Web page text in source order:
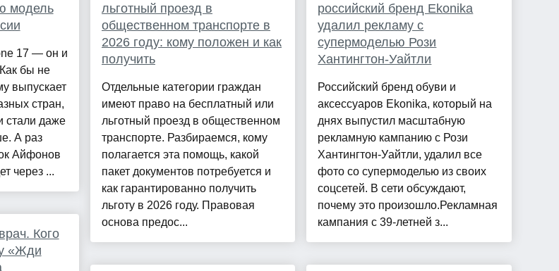
модель
17 — он и
бы не
выпускает
стран,
стали даже
А раз
Айфонов
через ...
Кого
«Жди
льготный проезд в
общественном транспорте в
2026 году: кому положен и как
получить
Отдельные категории граждан
имеют право на бесплатный или
льготный проезд в общественном
транспорте. Разбираемся, кому
полагается эта помощь, какой
пакет документов потребуется и
как гарантированно получить
льготу в 2026 году. Правовая
основа предос...
российский бренд Ekonika
удалил рекламу с
супермоделью Рози
Хантингтон-Уайтли
Российский бренд обуви и
аксессуаров Ekonika, который на
днях выпустил масштабную
рекламную кампанию с Рози
Хантингтон-Уайтли, удалил все
фото со супермоделью из своих
соцсетей. В сети обсуждают,
почему это произошло.Рекламная
кампания с 39-летней з...